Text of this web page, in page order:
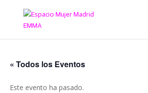
« Todos los Eventos
Este evento ha pasado.